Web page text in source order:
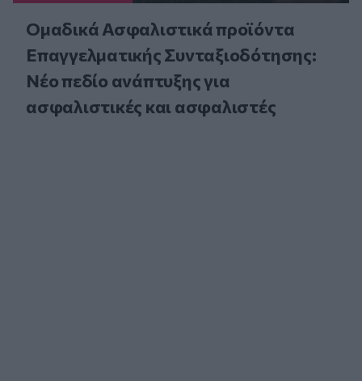
Ομαδικά Ασφαλιστικά προϊόντα
Επαγγελματικής Συνταξιοδότησης:
Νέο πεδίο ανάπτυξης για
ασφαλιστικές και ασφαλιστές